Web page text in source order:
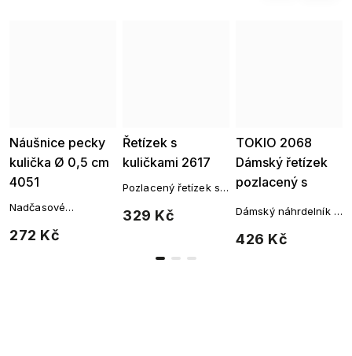
Náušnice pecky
kulička Ø 0,5 cm
4051
272 Kč
Nadčasové
kuličky – čistý
Řetízek s
kuličkami 2617
329 Kč
Pozlacený řetízek s
TOKIO 2068
Dámský řetízek
pozlacený s
Ellami
426 Kč
Dámský náhrdelník z